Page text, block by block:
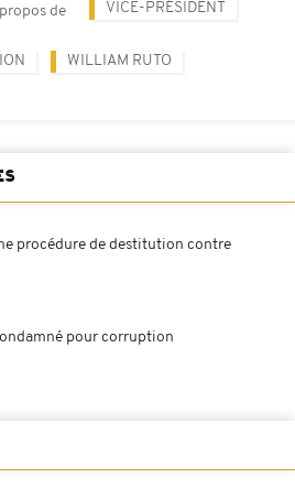
de VICE-PRÉSIDENT
WILLIAM RUTO
procédure de destitution contre
pour corruption